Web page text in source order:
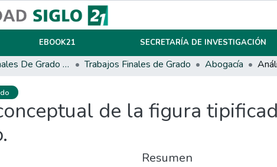
EBOOK21 SECRETARÍA DE INVESTIGACIÓN
Trabajos Finales De Grado Y Posgrado Trabajos Finales de Grado Abogacía
de la figura
Resumen